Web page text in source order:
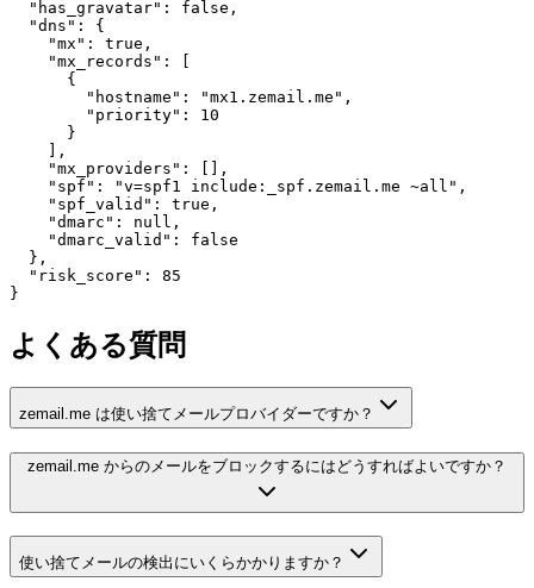
  "has_gravatar": false,
  "dns": {
    "mx": true,
    "mx_records": [
      {
        "hostname": "mx1.zemail.me",
        "priority": 10
      }
    ],
    "mx_providers": [],
    "spf": "v=spf1 include:_spf.zemail.me ~all",
    "spf_valid": true,
    "dmarc": null,
    "dmarc_valid": false
  },
  "risk_score": 85
}
よくある質問
zemail.me は使い捨てメールプロバイダーですか？
zemail.me からのメールをブロックするにはどうすればよいですか？
使い捨てメールの検出にいくらかかりますか？